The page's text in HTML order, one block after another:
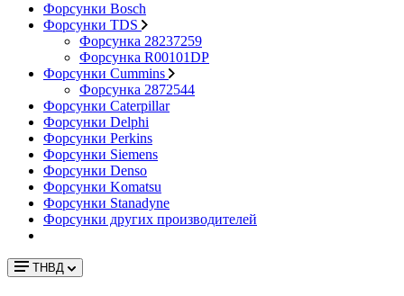
Форсунки Bosch
Форсунки TDS
Форсунка 28237259
Форсунка R00101DP
Форсунки Cummins
Форсунка 2872544
Форсунки Caterpillar
Форсунки Delphi
Форсунки Perkins
Форсунки Siemens
Форсунки Denso
Форсунки Komatsu
Форсунки Stanadyne
Форсунки других производителей
ТНВД